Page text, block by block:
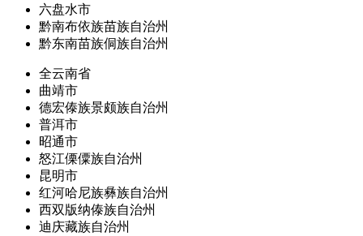
六盘水市
黔南布依族苗族自治州
黔东南苗族侗族自治州
全云南省
曲靖市
德宏傣族景颇族自治州
普洱市
昭通市
怒江傈僳族自治州
昆明市
红河哈尼族彝族自治州
西双版纳傣族自治州
迪庆藏族自治州